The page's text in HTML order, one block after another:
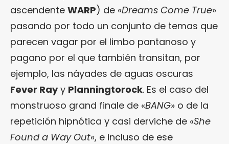
ascendente WARP) de «Dreams Come True»
pasando por todo un conjunto de temas que
parecen vagar por el limbo pantanoso y
pagano por el que también transitan, por
ejemplo, las náyades de aguas oscuras
Fever Rayy Planningtorock. Es el caso del
monstruoso grand finale de «BANG» o de la
repetición hipnótica y casi derviche de «She
Found a Way Out«, e incluso de ese